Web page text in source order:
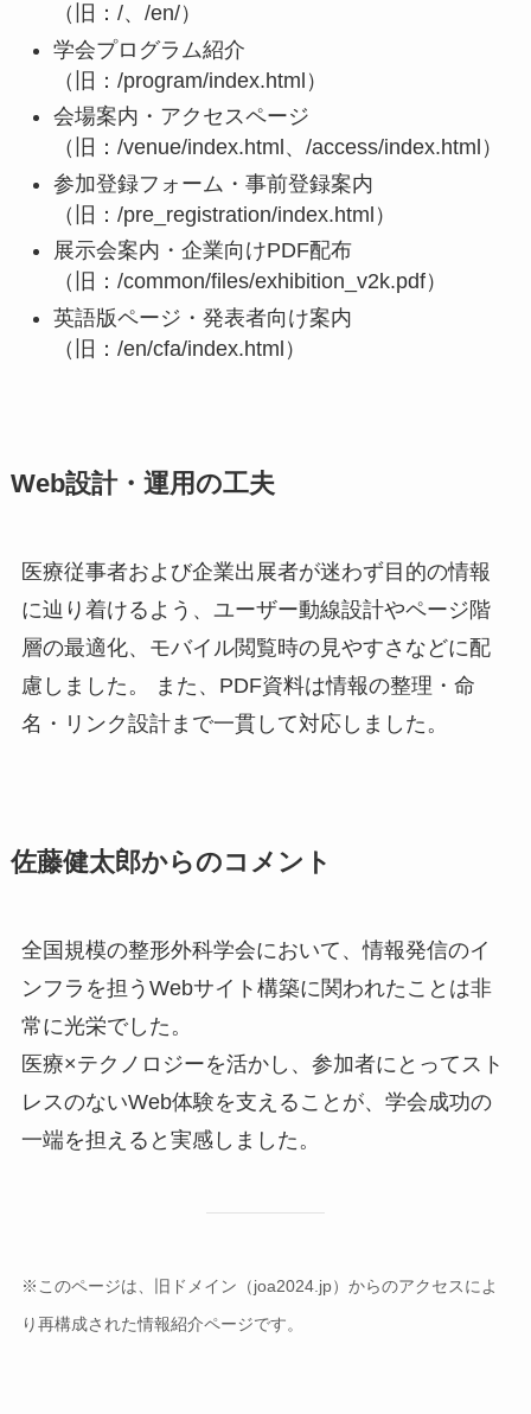
（旧：/、/en/）
学会プログラム紹介
（旧：/program/index.html）
会場案内・アクセスページ
（旧：/venue/index.html、/access/index.html）
参加登録フォーム・事前登録案内
（旧：/pre_registration/index.html）
展示会案内・企業向けPDF配布
（旧：/common/files/exhibition_v2k.pdf）
英語版ページ・発表者向け案内
（旧：/en/cfa/index.html）
Web設計・運用の工夫
医療従事者および企業出展者が迷わず目的の情報
に辿り着けるよう、ユーザー動線設計やページ階
層の最適化、モバイル閲覧時の見やすさなどに配
慮しました。 また、PDF資料は情報の整理・命
名・リンク設計まで一貫して対応しました。
佐藤健太郎からのコメント
全国規模の整形外科学会において、情報発信のイ
ンフラを担うWebサイト構築に関われたことは非
常に光栄でした。
医療×テクノロジーを活かし、参加者にとってスト
レスのないWeb体験を支えることが、学会成功の
一端を担えると実感しました。
※このページは、旧ドメイン（joa2024.jp）からのアクセスによ
り再構成された情報紹介ページです。